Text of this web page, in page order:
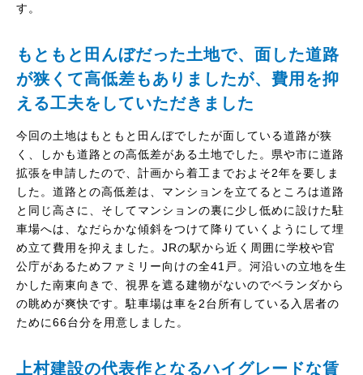
す。
もともと田んぼだった土地で、面した道路
が狭くて高低差もありましたが、費用を抑
える工夫をしていただきました
今回の土地はもともと田んぼでしたが面している道路が狭
く、しかも道路との高低差がある土地でした。県や市に道路
拡張を申請したので、計画から着工までおよそ2年を要しま
した。道路との高低差は、マンションを立てるところは道路
と同じ高さに、そしてマンションの裏に少し低めに設けた駐
車場へは、なだらかな傾斜をつけて降りていくようにして埋
め立て費用を抑えました。JRの駅から近く周囲に学校や官
公庁があるためファミリー向けの全41戸。河沿いの立地を生
かした南東向きで、視界を遮る建物がないのでベランダから
の眺めが爽快です。駐車場は車を2台所有している入居者の
ために66台分を用意しました。
上村建設の代表作となるハイグレードな賃